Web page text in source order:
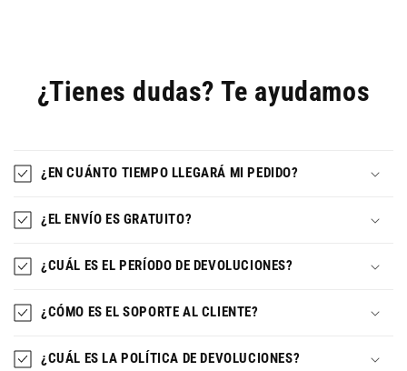
¿Tienes dudas? Te ayudamos
¿EN CUÁNTO TIEMPO LLEGARÁ MI PEDIDO?
¿EL ENVÍO ES GRATUITO?
¿CUÁL ES EL PERÍODO DE DEVOLUCIONES?
¿CÓMO ES EL SOPORTE AL CLIENTE?
¿CUÁL ES LA POLÍTICA DE DEVOLUCIONES?